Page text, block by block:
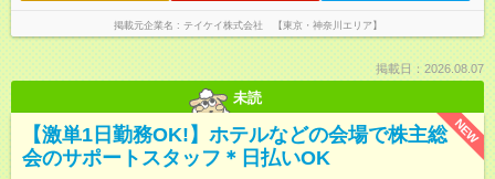
掲載元企業名 テイケイ株式会社 【東京・神奈川エリア】
掲載日：2026.08.07
未読
NEW
【激単1日勤務OK!】ホテルなどの会場で株主総
会のサポートスタッフ＊日払いOK